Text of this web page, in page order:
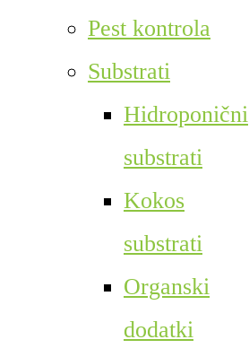
Pest kontrola
Substrati
Hidroponični
substrati
Kokos
substrati
Organski
dodatki